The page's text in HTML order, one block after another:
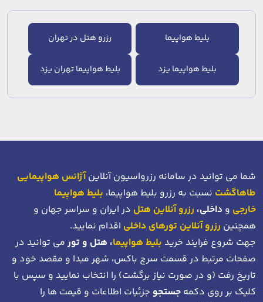
بلیط هواپیما رزرو هتل در تهران
بلیط هواپیما یزد بلیط هواپیما تهران یزد
شما می توانید در سامانه رزرواسیون آنلاینآژانس هواپیمایی
طاهاگشت نسبت به رزرو بلیط هواپیما، بلیط هواپیما
خارجی و داخلی، رزرو آنلاین هتل در ایران و سراسر جهان و
همچنین رزرو آنلاین تورهای داخلی اقدام نمایید.
جهت شروع فرایند خرید بلیط هواپیما، هتل و تورمی توانید در
صفحات مرتبط در قسمت سرچ باکس، شهر مبدا و مقصد خود و
تاریخ رفت (و در صورت نیاز برگشت) را انتخاب نمایید و سپس با
کلیک بر روی دکمه جستجو جزئیات اطلاعات و قیمت ها را